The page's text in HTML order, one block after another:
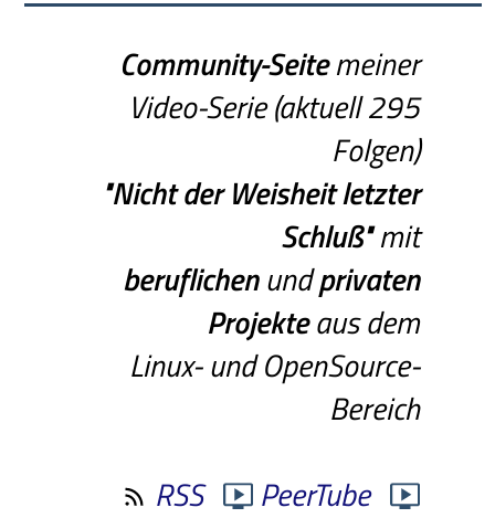
Community-Seitemeiner
Video-Serie (aktuell 295
Folgen)
"Nichtder Weisheitletzter
Schluß"mit
beruflichenundprivaten
Projekteaus dem
Linux- und OpenSource-
Bereich
RSS
PeerTube